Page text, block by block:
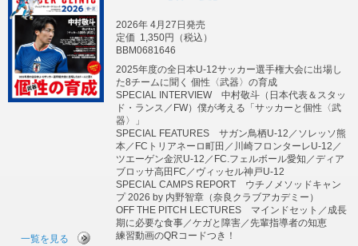
2026年 4月27日発売
定価 1,350円（税込）
BBM0681646
2025年度の全日本U-12サッカー選手権大会に出場し
た8チームに聞く 個性〈武器〉の育成
SPECIAL INTERVIEW 中村敬斗（日本代表＆スタッ
ド・ランス／FW）僕が考える「サッカーと個性〈武
器〉」
SPECIAL FEATURES サガン鳥栖U-12／ソレッソ熊
本／FCトリアネーロ町田／川崎フロンターレU-12／
ツエーゲン金沢U-12／FC.フェルボール愛知／ディア
ブロッサ高田FC／ヴィッセル神戸U-12
SPECIAL CAMPS REPORT ウチノメソッドキャン
プ 2026 by 内野智章（奈良クラブアカデミー）
OFF THE PITCH LECTURES マインドセット／成長
期に必要な食事／ケガと障害／先輩指導者の知恵
練習動画のQRコードつき！
一覧を見る